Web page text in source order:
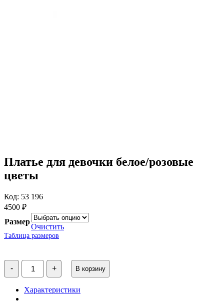
Платье для девочки белое/розовые
цветы
Код: 53 196
4500 ₽
Размер
Очистить
Таблица размеров
-
Количество
товара
Платье
для
девочки
+ В корзину
Характеристики